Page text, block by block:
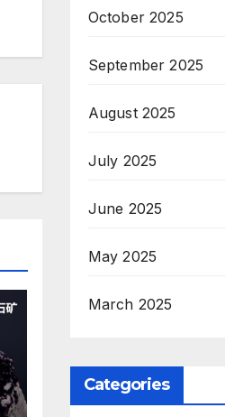
October 2025
September 2025
August 2025
July 2025
June 2025
May 2025
March 2025
Categories